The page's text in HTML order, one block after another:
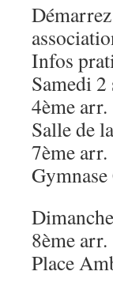
Infos
Samedi
4ème
Salle de
7ème
8ème
Place